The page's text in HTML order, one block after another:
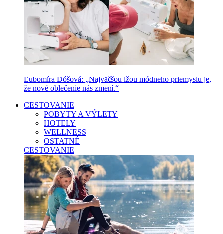
Ľubomíra Dóšová: „Najväčšou lžou módneho priemyslu je,
že nové oblečenie nás zmení.“
CESTOVANIE
POBYTY A VÝLETY
HOTELY
WELLNESS
OSTATNÉ
CESTOVANIE